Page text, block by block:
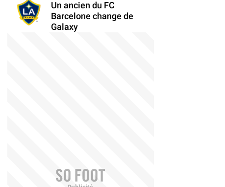
Un ancien du FC
Barcelone change de
Galaxy